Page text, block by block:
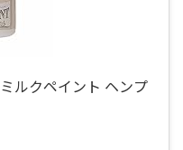
ルクペイント ヘンプ